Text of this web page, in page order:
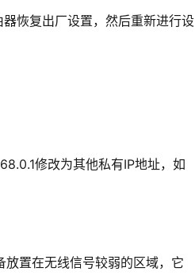
恢复出厂设置，然后重新进行设
修改为其他私有IP地址，如
置在无线信号较弱的区域，它